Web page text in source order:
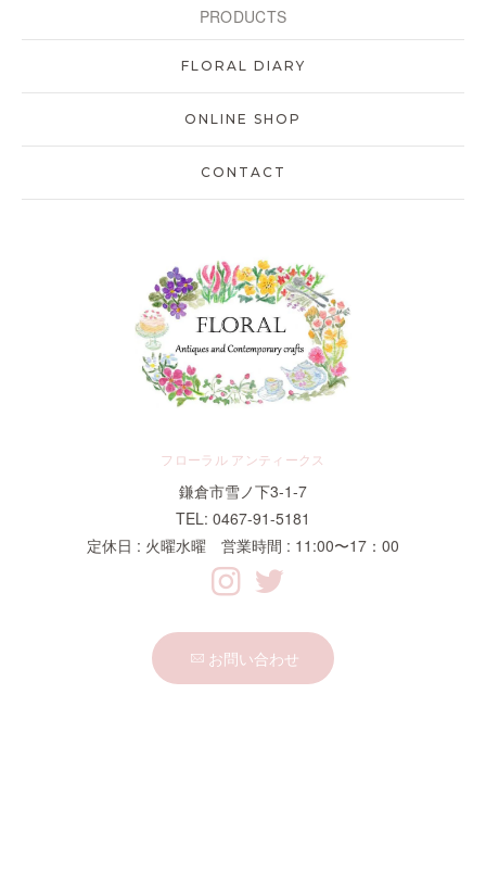
PRODUCTS
FLORAL DIARY
ONLINE SHOP
CONTACT
フローラル アンティークス
鎌倉市雪ノ下3-1-7
TEL: 0467-91-5181
定休日 : 火曜水曜 営業時間 : 11:00〜17：00
お問い合わせ